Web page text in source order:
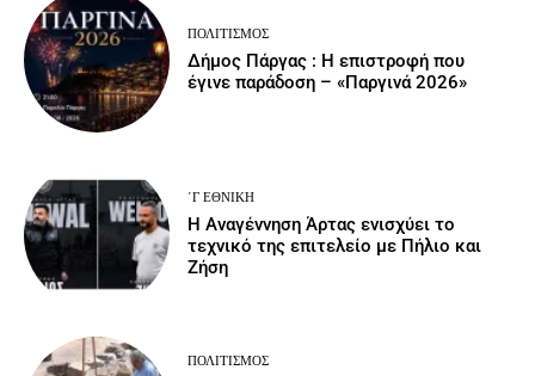
ΠΟΛΙΤΙΣΜΌΣ
Δήμος Πάργας : Η επιστροφή που
έγινε παράδοση – «Παργινά 2026»
΄Γ ΕΘΝΙΚΉ
Η Αναγέννηση Άρτας ενισχύει το
τεχνικό της επιτελείο με Πήλιο και
Ζήση
ΠΟΛΙΤΙΣΜΌΣ